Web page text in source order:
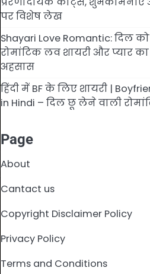
पर विशेष लेख
Shayari Love Romantic: दिल
रोमांटिक लव शायरी और प्यार
अहसास
हिंदी में BF के लिए शायरी |
in Hindi – दिल छू लेने वाली
Page
About
Cantact us
Copyright Disclaimer Policy
Privacy Policy
Terms and Conditions